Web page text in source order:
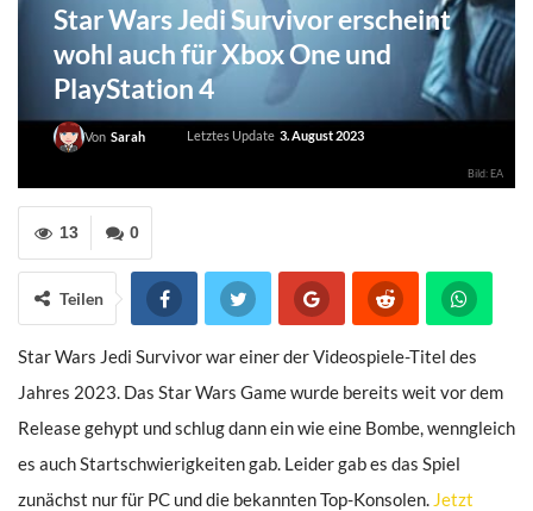
Star Wars Jedi Survivor erscheint
wohl auch für Xbox One und
PlayStation 4
Von Sarah Letztes Update 3. August 2023
Bild: EA
0
13
Teilen
Star Wars Jedi Survivor war einer der Videospiele-Titel des
Jahres 2023. Das Star Wars Game wurde bereits weit vor dem
Release gehypt und schlug dann ein wie eine Bombe, wenngleich
es auch Startschwierigkeiten gab. Leider gab es das Spiel
zunächst nur für PC und die bekannten Top-Konsolen. Jetzt